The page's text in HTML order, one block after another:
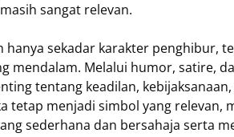
sangat relevan.
hanya sekadar karakter penghibur,
mendalam. Melalui humor, satire,
tentang keadilan,
tetap menjadi simbol yang relevan,
sederhana dan bersahaja serta